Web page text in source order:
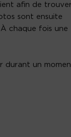
afin de
sont ensuite
chaque fois une
durant un